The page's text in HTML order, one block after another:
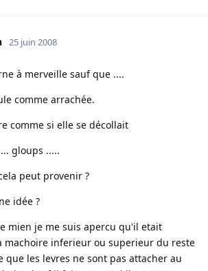
25 juin 2008
à merveille sauf que ....
comme arrachée.
comme si elle se décollait
gloups .....
peut provenir ?
idée ?
mien je me suis apercu qu'il etait
machoire inferieur ou superieur du reste
que les levres ne sont pas attacher au